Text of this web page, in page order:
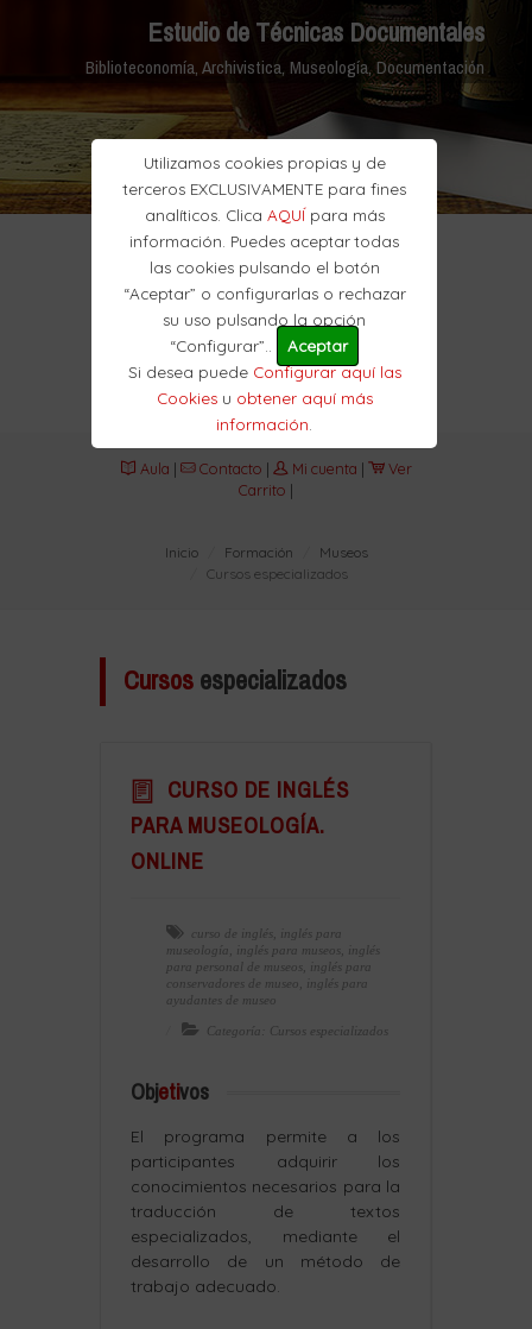
Utilizamos cookies propias y de
terceros EXCLUSIVAMENTE para fines
analíticos. Clica AQUÍpara más
información. Puedes aceptar todas
las cookies pulsando el botón
“Aceptar” o configurarlas o rechazar
su uso pulsando la opción
“Configurar”..
Aceptar
Si desea puede Configurar aquí las
Cookiesu obtener aquí más
información
Estudio de Técnicas Documentales
Biblioteconomía, Archivistica, Museología, Documentación
Aula | Contacto | Mi cuenta |
Ver
Carrito |
Inicio Formación
Museos
Cursos especializados
Cursosespecializados
CURSO DE INGLÉS
PARA MUSEOLOGÍA.
ONLINE
curso de inglés
inglés para
museología
inglés para museos
inglés
para personal de museos
inglés para
conservadores de museo
inglés para
ayudantes de museo
Categoría: Cursos especializados
Objetivos
El programa permite a los
participantes adquirir los
conocimientos necesarios para la
traducción de textos
especializados, mediante el
desarrollo de un método de
trabajo adecuado.